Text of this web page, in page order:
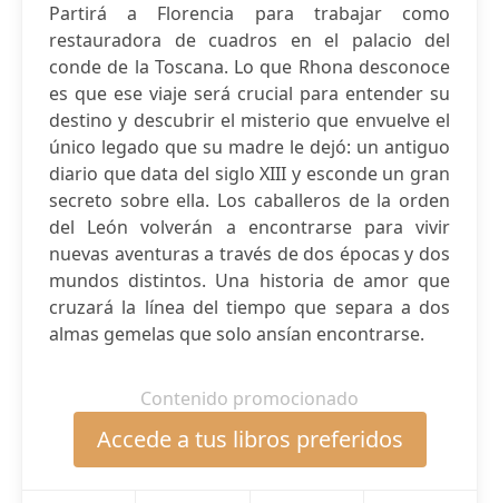
Partirá a Florencia para trabajar como
restauradora de cuadros en el palacio del
conde de la Toscana. Lo que Rhona desconoce
es que ese viaje será crucial para entender su
destino y descubrir el misterio que envuelve el
único legado que su madre le dejó: un antiguo
diario que data del siglo XIII y esconde un gran
secreto sobre ella. Los caballeros de la orden
del León volverán a encontrarse para vivir
nuevas aventuras a través de dos épocas y dos
mundos distintos. Una historia de amor que
cruzará la línea del tiempo que separa a dos
almas gemelas que solo ansían encontrarse.
Contenido promocionado
Accede a tus libros preferidos